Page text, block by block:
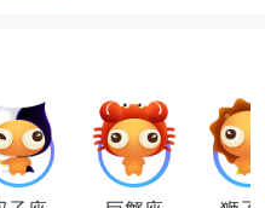
都在追求自由，但水
，而射手是不愿意受到
满好奇。水瓶对真实性